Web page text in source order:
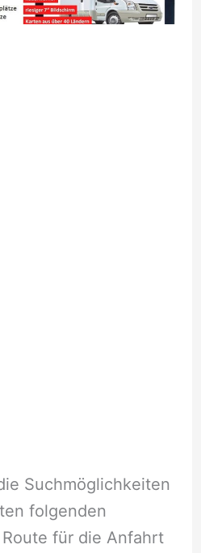
Suchmöglichkeiten
folgenden
für die Anfahrt